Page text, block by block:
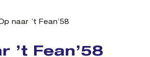
naar ’t Fean’58
’t Fean’58